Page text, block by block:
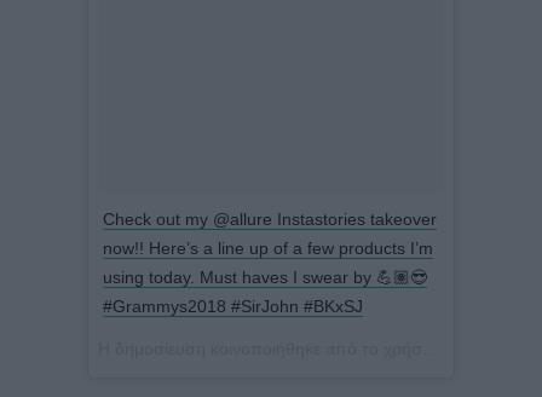
Check out my @allure Instastories takeover
now!! Here’s a line up of a few products I’m
using today. Must haves I swear by 💪🏽😎
#Grammys2018 #SirJohn #BKxSJ